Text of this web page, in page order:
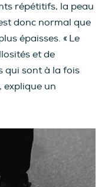
répétitifs, la peau
donc normal que
épaisses. « Le
et de
qui sont à la fois
explique un